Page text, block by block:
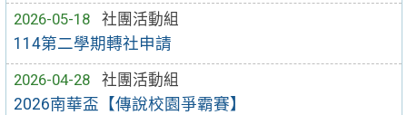
2026-05-18
社團活動組
114第二學期轉社申請
2026-04-28
社團活動組
2026南華盃【傳說校園爭霸賽】